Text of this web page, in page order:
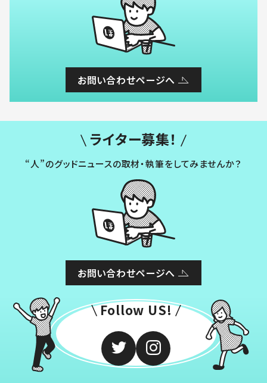
お問い合わせページへ
ライター募集！
“人”のグッドニュースの取材・執筆をしてみませんか？
お問い合わせページへ
Follow US!